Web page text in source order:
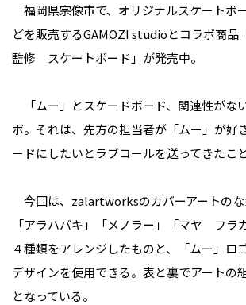
福岡県宗像市で、オリジナルスケートボ
どを販売するGAMOZI studioとコラボ商
監修 スケートボード」が発売中。
「ムー」とスケードボード、関連性がな
ボ。それは、先方の担当者が「ムー」が好
ードにしたいとラブコールを送ってきたこ
今回は、zalartworksのカバーアートのな
「アラハバキ」「メノラー」「マヤ フラ
４種類をアレンジしたものと、「ムー」ロ
デザインを使用できる。表と裏でアートの
となっている。